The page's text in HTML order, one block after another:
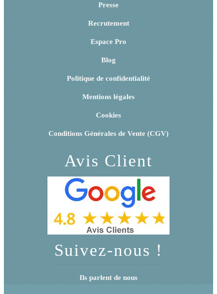
Presse
Recrutement
Espace Pro
Blog
Politique de confidentialité
Mentions légales
Cookies
Conditions Générales de Vente (CGV)
Avis Client
Suivez-nous !
Ils parlent de nous